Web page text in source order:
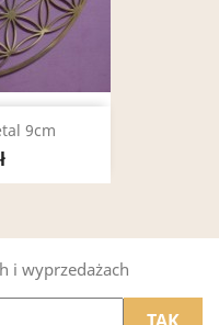
9cm
i wyprzedażach